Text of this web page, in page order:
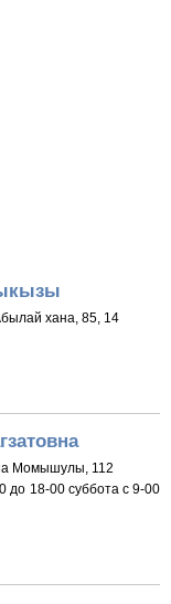
хана, 85, 14
Момышулы, 112
до 18-00 суббота с 9-00